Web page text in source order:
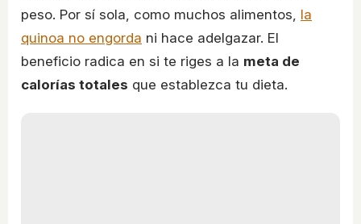
peso. Por sí sola, como muchos alimentos, la
quinoa no engorda ni hace adelgazar. El
beneficio radica en si te riges a la meta de
calorías totales que establezca tu dieta.